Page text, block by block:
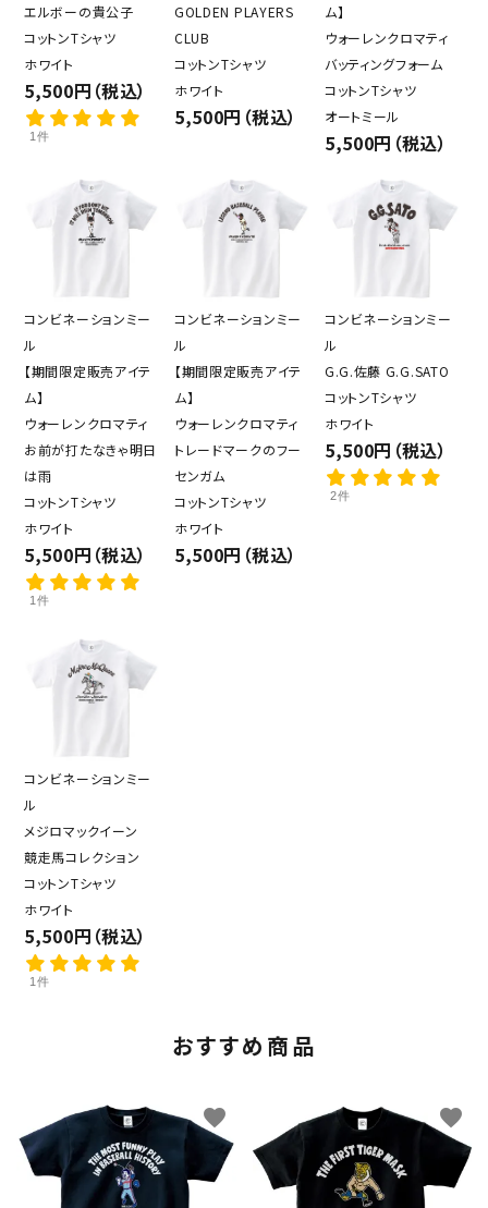
エルボーの貴公子
コットンTシャツ
ホワイト
5,500円（税込）
1件
GOLDEN PLAYERS
CLUB
コットンTシャツ
ホワイト
5,500円（税込）
ム】
ウォーレンクロマティ
バッティングフォーム
コットンTシャツ
オートミール
5,500円（税込）
コンビネーションミー
ル
【期間限定販売アイテ
ム】
ウォーレンクロマティ
お前が打たなきゃ明日
は雨
コットンTシャツ
ホワイト
5,500円（税込）
1件
コンビネーションミー
ル
【期間限定販売アイテ
ム】
ウォーレンクロマティ
トレードマークのフー
センガム
コットンTシャツ
ホワイト
5,500円（税込）
コンビネーションミー
ル
G.G.佐藤 G.G.SATO
コットンTシャツ
ホワイト
5,500円（税込）
2件
コンビネーションミー
ル
メジロマックイーン
競走馬コレクション
コットンTシャツ
ホワイト
5,500円（税込）
1件
おすすめ商品
favorite favorite